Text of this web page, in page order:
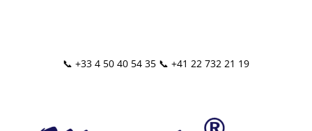
📞 +33 4 50 40 54 35 📞 +41 22 732 21 19